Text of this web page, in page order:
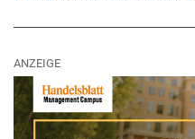
ANZEIGE